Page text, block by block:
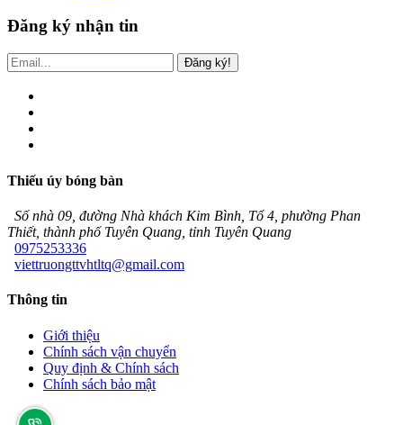
Đăng ký nhận tin
Đăng ký!
Thiếu úy bóng bàn
Số nhà 09, đường Nhà khách Kim Bình, Tổ 4, phường Phan
Thiết, thành phố Tuyên Quang, tỉnh Tuyên Quang
0975253336
viettruongttvhtltq@gmail.com
Thông tin
Giới thiệu
Chính sách vận chuyển
Quy định & Chính sách
Chính sách bảo mật